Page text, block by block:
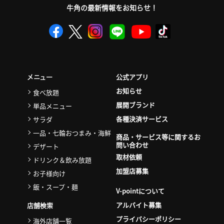
牛角の最新情報をお知らせ！
メニュー
食べ放題
単品メニュー
サラダ
一品・七輪おつまみ・海鮮
デザート
ドリンク＆飲み放題
お子様向け
飯・スープ・麺
店舗検索
海外店舗一覧
公式アプリ
お知らせ
展開ブランド
各種決済サービス
商品・サービス等に関するお
問い合わせ
取材依頼
加盟店募集
V-pointについて
アルバイト募集
プライバシーポリシー